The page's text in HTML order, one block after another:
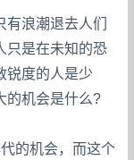
浪潮退去人们
只是在未知的恐
锐度的人是少
的机会是什么?
的机会，而这个